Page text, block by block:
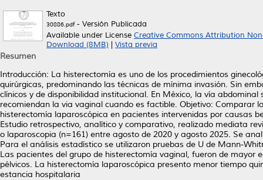
Texto
30886.pdf- Versión Publicada
Available under License Creative Commons Attribution
Download (8MB)
Vista previa
Resumen
Introducción: La histerectomía es uno de los procedimientos
quirúrgicas, predominando las técnicas de mínima invasión. Sin
clínicos y de disponibilidad institucional. En México, la vía
recomiendan la via vaginal cuando es factible. Objetivo: Comparar
histerectomía laparoscópica en pacientes intervenidas por causas
Estudio retrospectivo, analítico y comparativo, realizado mediata
o laparoscopia (n=161) entre agosto de 2020 y agosto 2025. Se
Para el análisis estadístico se utilizaron pruebas de U de Mann-
Las pacientes del grupo de histerectomía vaginal, fueron de
pélvicos. La histerectomía laparoscópica presento menor tiempo
estancia hospitalaria